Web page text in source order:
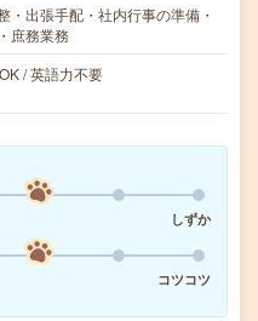
・出張手配・社内行事の準備・
庶務業務
/ 英語力不要
しずか
コツコツ